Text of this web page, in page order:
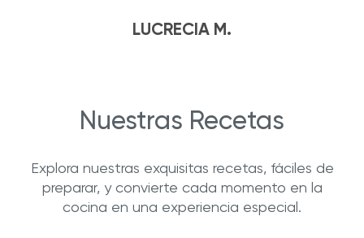
LUCRECIA M.
Nuestras Recetas
Explora nuestras exquisitas recetas, fáciles de
preparar, y convierte cada momento en la
cocina en una experiencia especial.